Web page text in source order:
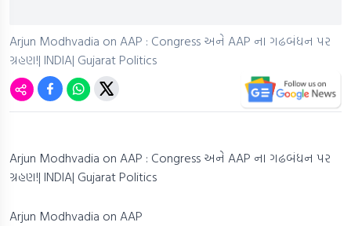
Arjun Modhvadia on AAP : Congress અને AAP ના ગઢબંધન પર
ગ્રહણ!| INDIA| Gujarat Politics
Arjun Modhvadia on AAP : Congress અને AAP ના ગઢબંધન પર
ગ્રહણ!| INDIA| Gujarat Politics
Arjun Modhvadia on AAP